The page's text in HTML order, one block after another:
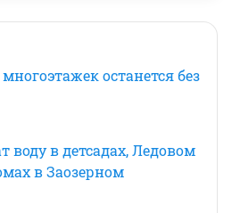
останется без
воду в детсадах, Ледовом
в Заозерном